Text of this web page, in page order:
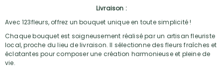
Livraison :
Avec 123fleurs, offrez un bouquet unique en toute simplicité !
Chaque bouquet est soigneusement réalisé par un artisan fleuriste
local, proche du lieu de livraison. Il sélectionne des fleurs fraîches et
éclatantes pour composer une création harmonieuse et pleine de
vie.